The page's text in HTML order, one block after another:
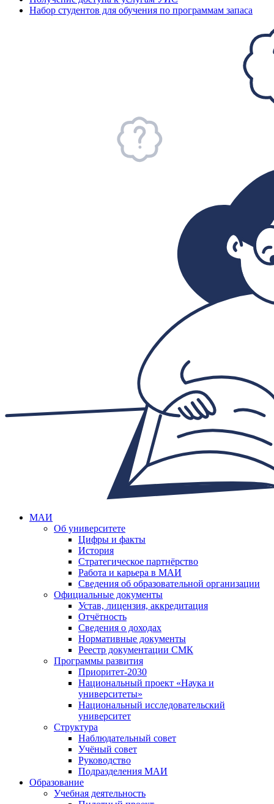
Набор студентов для обучения по программам запаса
МАИ
Об университете
Цифры и факты
История
Стратегическое партнёрство
Работа и карьера в МАИ
Сведения об образовательной организации
Официальные документы
Устав, лицензия, аккредитация
Отчётность
Сведения о доходах
Нормативные документы
Реестр документации СМК
Программы развития
Приоритет-2030
Национальный проект «Наука и
университеты»
Национальный исследовательский
университет
Структура
Наблюдательный совет
Учёный совет
Руководство
Подразделения МАИ
Образование
Учебная деятельность